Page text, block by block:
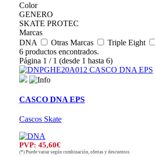
Color
GENERO
SKATE PROTEC
Marcas
DNA
Otras Marcas
Triple Eight
6 productos encontrados.
Página 1 / 1 (desde 1 hasta 6)
CASCO DNA EPS
Cascos Skate
PVP: 45,60€
(*) Puede variar según combinación, ofertas y descuentos